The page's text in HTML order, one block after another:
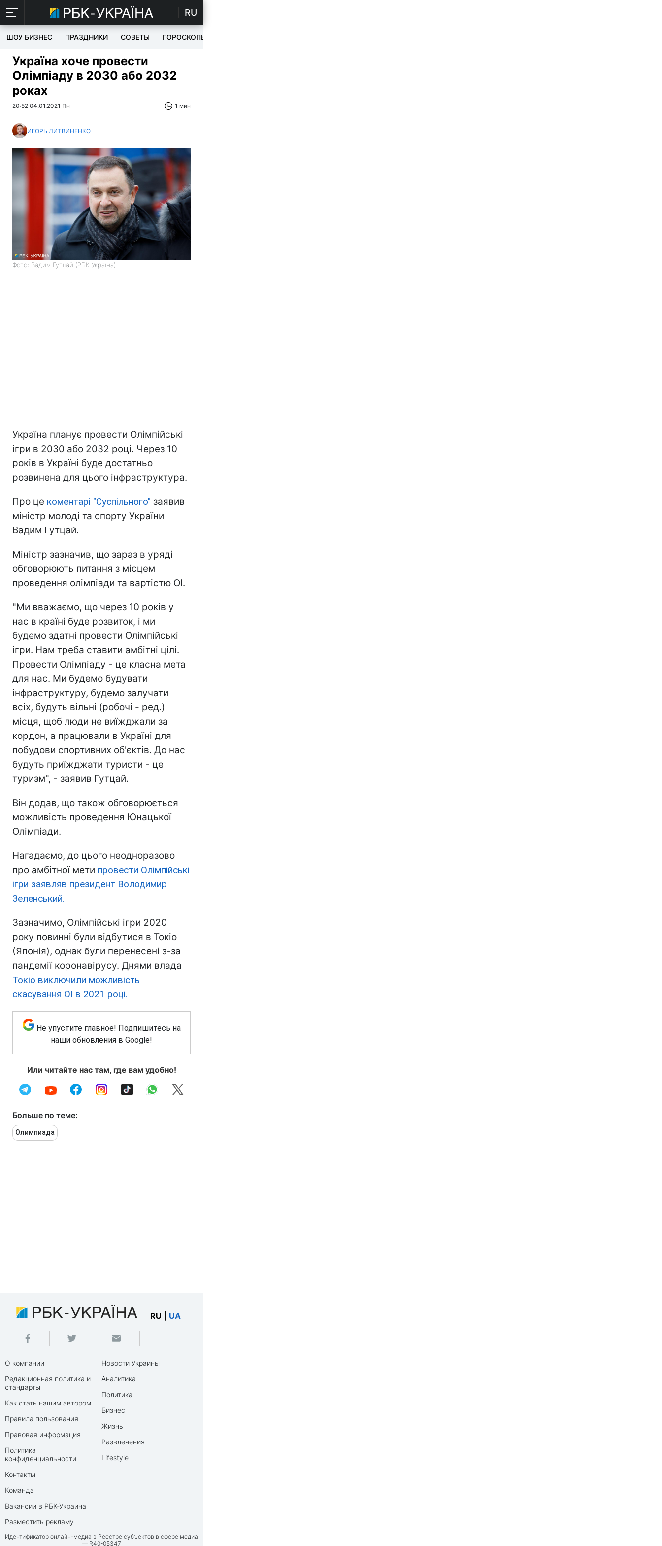
RU
ШОУ БИЗНЕС ПРАЗДНИКИ СОВЕТЫ ГОРОСКОПЫ
Україна хоче провести
Олімпіаду в 2030 або 2032
роках
20:52 04.01.2021 Пн 1 мин
ИГОРЬ ЛИТВИНЕНКО
Фото: Вадим Гутцай (РБК-Україна)
Україна планує провести Олімпійські
ігри в 2030 або 2032 році. Через 10
років в Україні буде достатньо
розвинена для цього інфраструктура.
Про це коментарі "Суспільного" заявив
міністр молоді та спорту України
Вадим Гутцай.
Міністр зазначив, що зараз в уряді
обговорюють питання з місцем
проведення олімпіади та вартістю ОІ.
"Ми вважаємо, що через 10 років у
нас в країні буде розвиток, і ми
будемо здатні провести Олімпійські
ігри. Нам треба ставити амбітні цілі.
Провести Олімпіаду - це класна мета
для нас. Ми будемо будувати
інфраструктуру, будемо залучати
всіх, будуть вільні (робочі - ред.)
місця, щоб люди не виїжджали за
кордон, а працювали в Україні для
побудови спортивних об'єктів. До нас
будуть приїжджати туристи - це
туризм", - заявив Гутцай.
Він додав, що також обговорюється
можливість проведення Юнацької
Олімпіади.
Нагадаємо, до цього неодноразово
про амбітної мети провести Олімпійські
ігри заявляв президент Володимир
Зеленський.
Зазначимо, Олімпійські ігри 2020
року повинні були відбутися в Токіо
(Японія), однак були перенесені з-за
пандемії коронавірусу. Днями влада
Токіо виключили можливість
скасування ОІ в 2021 році.
Не упустите главное! Подпишитесь на
наши обновления в Google!
Или читайте нас там, где вам удобно!
Больше по теме:
Олимпиада
RU UA
О компании
Редакционная политика и
стандарты
Как стать нашим автором
Правила пользования
Правовая информация
Политика
конфиденциальности
Контакты
Команда
Вакансии в РБК-Украина
Разместить рекламу
Новости Украины
Аналитика
Политика
Бизнес
Жизнь
Развлечения
Lifestyle
Идентификатор онлайн-медиа в Реестре субъектов в сфере медиа
— R40-05347